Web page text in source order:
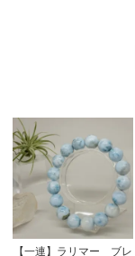
【一連】ラリマー ブレ